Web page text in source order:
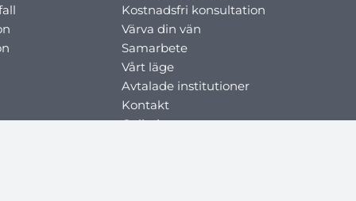
Kostnadsfri konsultation
Värva din vän
Samarbete
Vårt läge
Avtalade institutioner
Kontakt
Galleri